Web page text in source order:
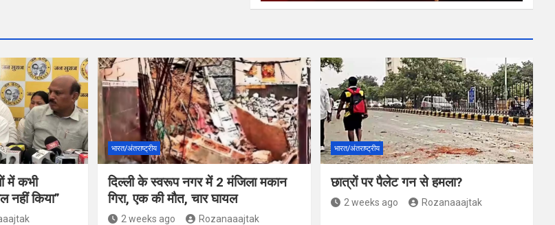
में कभी
नहीं किया”
भारत/अंतराष्ट्रीय
दिल्ली के स्वरूप नगर में 2 मंजिला मकान
गिरा, एक की मौत, चार घायल
2 weeks ago Rozanaaajtak
भारत/अंतराष्ट्रीय
छात्रों पर पैलेट गन से हमला?
2 weeks ago Rozanaaajtak